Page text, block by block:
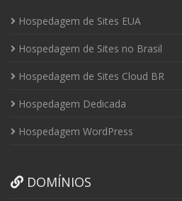
Hospedagem de Sites EUA
Hospedagem de Sites no Brasil
Hospedagem de Sites Cloud BR
Hospedagem Dedicada
Hospedagem WordPress
DOMÍNIOS